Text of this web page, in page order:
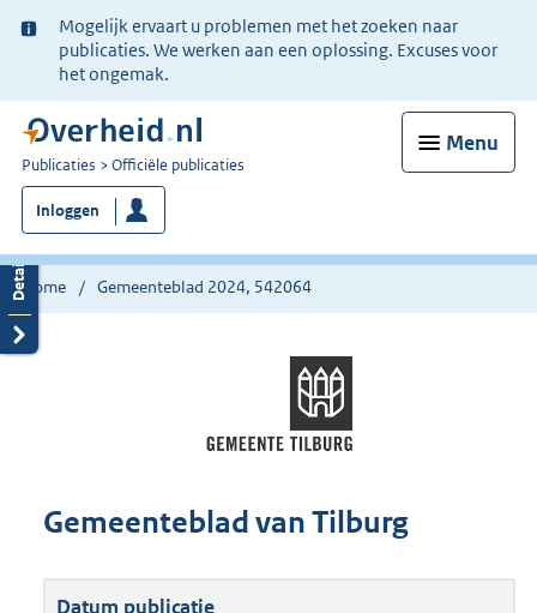
Ter
informatie:
Mogelijk ervaart u problemen met het zoeken naar
publicaties. We werken aan een oplossing. Excuses voor
het ongemak.
Menu
U
bent
nu
hier:
Publicaties Officiële publicaties
Inloggen
Home Gemeenteblad 2024, 542064
Gemeenteblad van Tilburg